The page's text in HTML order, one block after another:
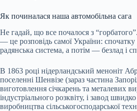
Як починалася наша автомобільна сага
Не гадай, що все почалося з
— це розповідь самої України: спочатку
радянська система, а потім — безлад і
В 1863 році нідерландський меноніт
поселенні Шенвізе (зараз частина
виготовлення січкарень та металевих
індустріального розквіту, і завод
виробництва сільськогосподарської